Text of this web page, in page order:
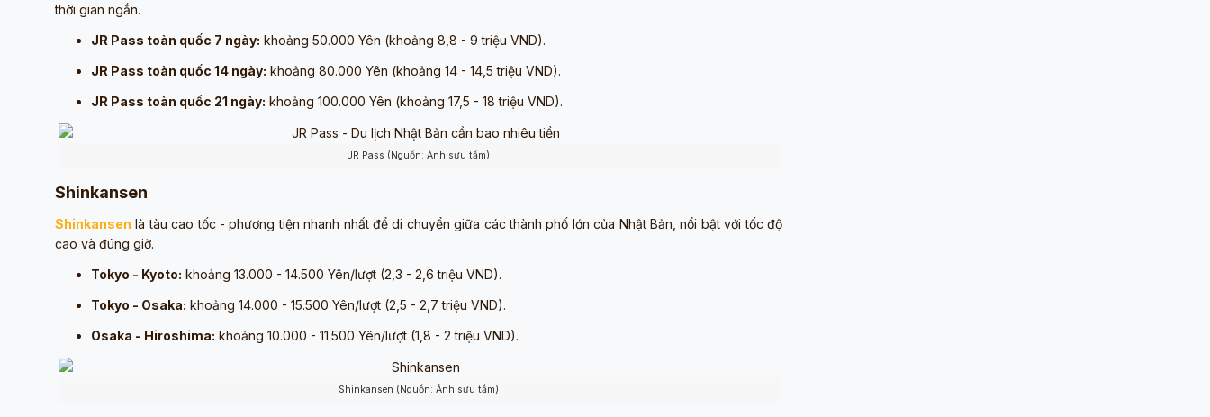
thời gian ngắn.
JR Pass toàn quốc 7 ngày: khoảng 50.000 Yên (khoảng 8,8 - 9 triệu VND).
JR Pass toàn quốc 14 ngày: khoảng 80.000 Yên (khoảng 14 - 14,5 triệu VND).
JR Pass toàn quốc 21 ngày: khoảng 100.000 Yên (khoảng 17,5 - 18 triệu VND).
JR Pass (Nguồn: Ảnh sưu tầm)
Shinkansen
Shinkansen là tàu cao tốc - phương tiện nhanh nhất để di chuyển giữa các thành phố lớn của Nhật Bản, nổi bật với tốc độ
cao và đúng giờ.
Tokyo - Kyoto: khoảng 13.000 - 14.500 Yên/lượt (2,3 - 2,6 triệu VND).
Tokyo - Osaka: khoảng 14.000 - 15.500 Yên/lượt (2,5 - 2,7 triệu VND).
Osaka - Hiroshima: khoảng 10.000 - 11.500 Yên/lượt (1,8 - 2 triệu VND).
Shinkansen (Nguồn: Ảnh sưu tầm)